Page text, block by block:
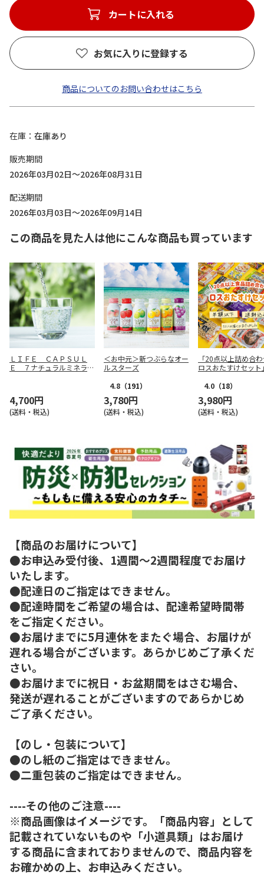
カートに入れる
お気に入りに登録する
商品についてのお問い合わせはこちら
在庫
在庫あり
販売期間
2026年03月02日～2026年08月31日
配送期間
2026年03月03日～2026年09月14日
この商品を見た人は他にこんな商品も買っています
ＬＩＦＥ ＣＡＰＳＵＬ
Ｅ ７ナチュラルミネラル
4,700円
(送料・税込)
＜お中元＞新つぶらなオー
ルスターズ
4.8 （191）
3,780円
(送料・税込)
「20点以上詰め合
ロスおたすけセット
4.0 （18）
3,980円
(送料・税込)
【商品のお届けについて】
●お申込み受付後、1週間～2週間程度でお届け
いたします。
●配達日のご指定はできません。
●配達時間をご希望の場合は、配達希望時間帯
をご指定ください。
●お届けまでに5月連休をまたぐ場合、お届けが
遅れる場合がございます。あらかじめご了承くだ
さい。
●お届けまでに祝日・お盆期間をはさむ場合、
発送が遅れることがございますのであらかじめ
ご了承ください。
【のし・包装について】
●のし紙のご指定はできません。
●二重包装のご指定はできません。
----その他のご注意----
※商品画像はイメージです。「商品内容」として
記載されていないものや「小道具類」はお届け
する商品に含まれておりませんので、商品内容を
お確かめの上、お申込みください。